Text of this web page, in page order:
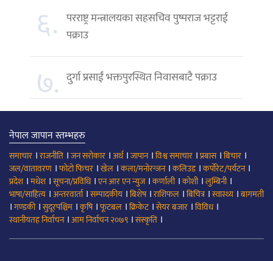
६. परराष्ट्र मन्त्रालयका सहसचिव पुष्पराज भट्टराई
पक्राउ
७. दुर्गा प्रसाईं भक्तपुरस्थित निवासबाटै पक्राउ
नेपाल जापान स्तम्भहरु
समाचार ।राजनीति ।जन सरोकार ।अर्थ।जापान।विश्व समाचार ।प्रबास।बिचार ।
जल/वातावरण ।फोटो फिचर ।खेल ।कला/मनोरन्जन।कलिउड।कर्पोरेट/पर्यटन।
प्रदेश।मधेश।सूचना/प्रविधि।एन आर एन न्युज।कर्णाली।कोशी।लुम्बिनी।
भाषा/साहित्य ।अन्तरवार्ता।सम्पादकीय ।बिशेष।राशिफल ।बिचित्र।स्वास्थ्य ।बागमती
।गण्डकी।सुदूरपश्चिम ।कृषि।फूटबल ।क्रिकेट।सेयर बजार ।विविध।
स्थानीयतह निर्वाचन।आम निर्वाचन २०७९ ।संस्कृति ।